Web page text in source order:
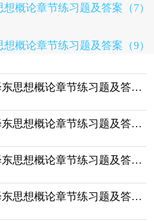
概论章节练习题及答案（7）
概论章节练习题及答案（9）
2020年福建自考毛泽东思想概论章节练习题及答案（9）
2020年福建自考毛泽东思想概论章节练习题及答案（10）
2020年福建自考毛泽东思想概论章节练习题及答案（7）
2020年福建自考毛泽东思想概论章节练习题及答案（8）